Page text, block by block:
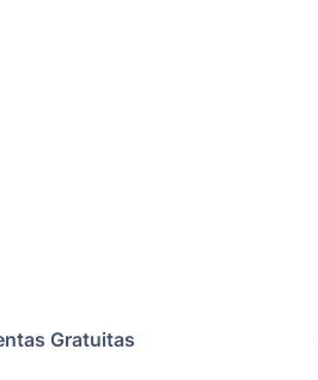
Gratuitas